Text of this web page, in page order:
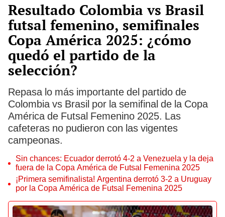
Resultado Colombia vs Brasil
futsal femenino, semifinales
Copa América 2025: ¿cómo
quedó el partido de la
selección?
Repasa lo más importante del partido de
Colombia vs Brasil por la semifinal de la Copa
América de Futsal Femenino 2025. Las
cafeteras no pudieron con las vigentes
campeonas.
Sin chances: Ecuador derrotó 4-2 a Venezuela y la deja
fuera de la Copa América de Futsal Femenina 2025
¡Primera semifinalista! Argentina derrotó 3-2 a Uruguay
por la Copa América de Futsal Femenina 2025